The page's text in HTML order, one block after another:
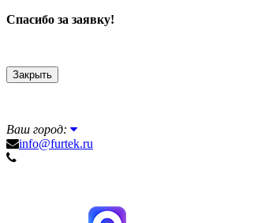
Спасибо за заявку!
Закрыть
Ваш город:
info@furtek.ru